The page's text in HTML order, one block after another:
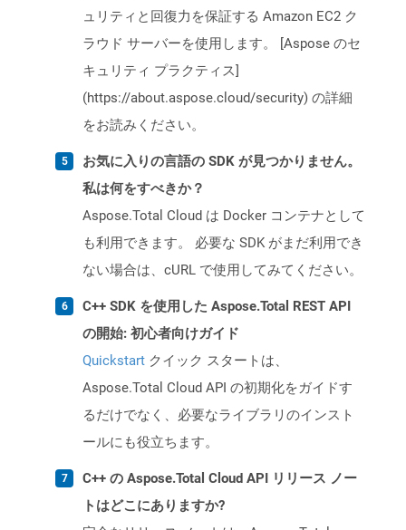
ュリティと回復力を保証する Amazon EC2 ク
ラウド サーバーを使用します。 [Aspose のセ
キュリティ プラクティス]
(https://about.aspose.cloud/security) の詳細
をお読みください。
お気に入りの言語の SDK が見つかりません。
私は何をすべきか？
Aspose.Total Cloud は Docker コンテナとして
も利用できます。 必要な SDK がまだ利用でき
ない場合は、cURL で使用してみてください。
C++ SDK を使用した Aspose.Total REST API
の開始: 初心者向けガイド
Quickstart クイック スタートは、
Aspose.Total Cloud API の初期化をガイドす
るだけでなく、必要なライブラリのインスト
ールにも役立ちます。
C++ の Aspose.Total Cloud API リリース ノー
トはどこにありますか?